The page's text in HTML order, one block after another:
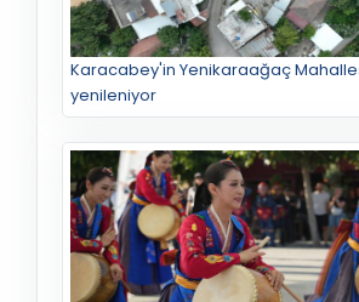
Karacabey'in Yenikaraağaç
yenileniyor